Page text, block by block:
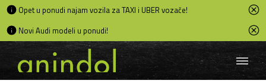
Opet u ponudi najam vozila za TAXI i UBER vozače!
Novi Audi modeli u ponudi!